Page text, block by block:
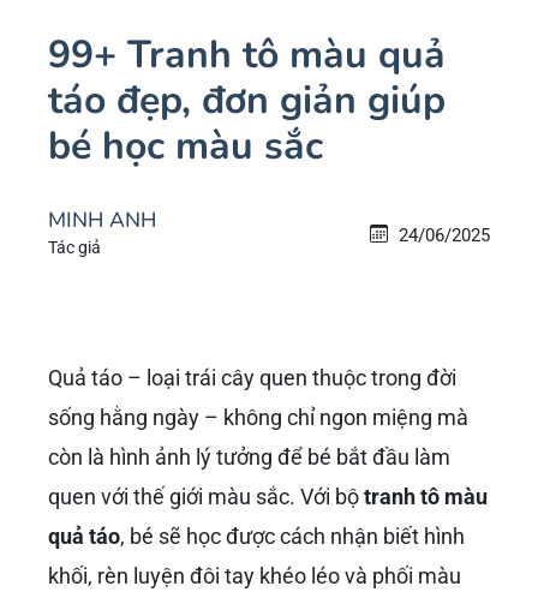
99+ Tranh tô màu quả
táo đẹp, đơn giản giúp
bé học màu sắc
MINH ANH
Tác giả
24/06/2025
Quả táo – loại trái cây quen thuộc trong đời
sống hằng ngày – không chỉ ngon miệng mà
còn là hình ảnh lý tưởng để bé bắt đầu làm
quen với thế giới màu sắc. Với bộtranh tô màu
quả táo, bé sẽ học được cách nhận biết hình
khối, rèn luyện đôi tay khéo léo và phối màu